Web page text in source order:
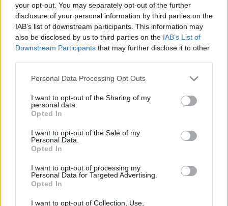
your opt-out. You may separately opt-out of the further
disclosure of your personal information by third parties on the
IAB’s list of downstream participants. This information may
also be disclosed by us to third parties on the IAB’s List of
Downstream Participants that may further disclose it to other
Please note that this website/app uses one or more Google
not limited to your visit or usage behaviour. You may click to
grant or deny consent to Google and its third-party tags to
use your data for below specified purposes in below Google
consent section.
Personal Data Processing Opt Outs
I want to opt-out of the Sharing of my
personal data.
Opted In
I want to opt-out of the Sale of my
Personal Data.
Opted In
I want to opt-out of processing my
Personal Data for Targeted Advertising.
Opted In
I want to opt-out of Collection, Use,
Cheddaros röszti és a "lepattanó"
sajt esete
Havasilive•